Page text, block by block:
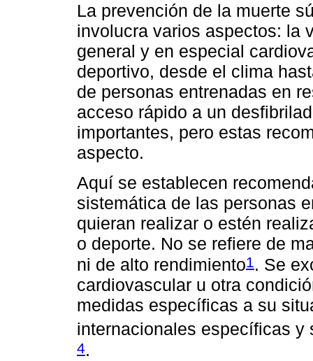
La prevención de la muerte
involucra varios aspectos: la
general y en especial
deportivo, desde el clima
de personas entrenadas en
acceso rápido a un
importantes, pero estas
aspecto.
Aquí se establecen
sistemática de las personas
quieran realizar o estén
o deporte. No se refiere de
ni de alto rendimiento1 . Se
cardiovascular u otra
medidas específicas a su
internacionales específicas y
4.